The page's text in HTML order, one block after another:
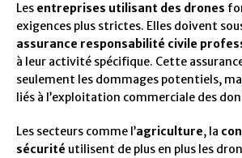
Les entreprises utilisant des drones
exigences plus strictes. Elles doivent
assurance responsabilité civile
à leur activité spécifique. Cette
seulement les dommages potentiels,
liés à l’exploitation commerciale des
Les secteurs comme l’agriculture, la
sécurité utilisent de plus en plus les